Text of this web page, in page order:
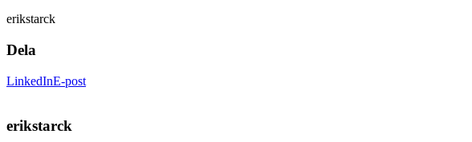
erikstarck
Dela
LinkedInE-post
erikstarck